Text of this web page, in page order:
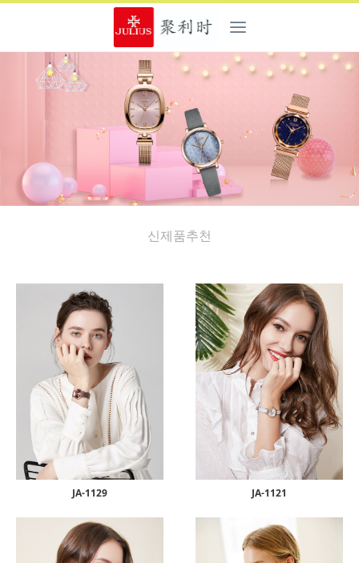
신제품추천
JA-1129 JA-1121